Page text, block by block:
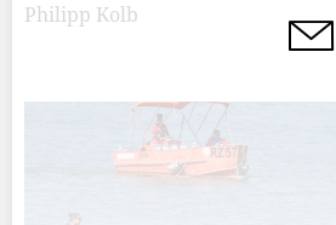
Philipp Kolb